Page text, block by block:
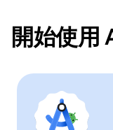
開始使用